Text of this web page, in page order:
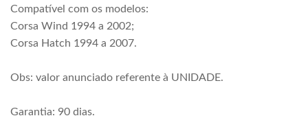
Compatível com os modelos:
Corsa Wind 1994 a 2002;
Corsa Hatch 1994 a 2007.
Obs: valor anunciado referente à UNIDADE.
Garantia: 90 dias.